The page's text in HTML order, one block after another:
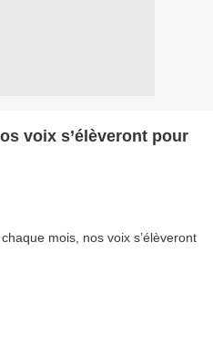
voix s’élèveront pour